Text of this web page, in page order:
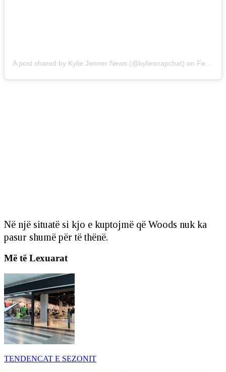
A post shared by Kylie Jenner News (@kyliesnapchat) on Feb 21, 2019 at 10:21pm PST
Në një situatë si kjo e kuptojmë që Woods nuk ka
pasur shumë për të thënë.
Më të Lexuarat
TENDENCAT E SEZONIT